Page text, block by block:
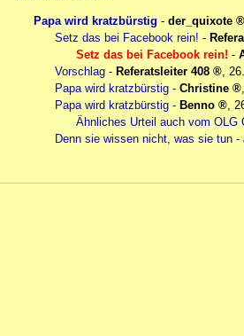
Papa wird kratzbürstig - der_quixote
Setz das bei Facebook rein! -
Setz das bei Facebook rein! -
Vorschlag - Referatsleiter 408 ,
Papa wird kratzbürstig - Christine ,
Papa wird kratzbürstig - Benno ,
Ähnliches Urteil auch vom OLG
Denn sie wissen nicht, was sie tun -